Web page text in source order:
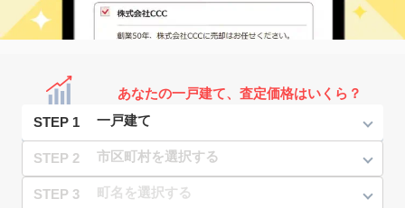
あなたの一戸建て、査定価格はいくら？
STEP 1
STEP 2
STEP 3